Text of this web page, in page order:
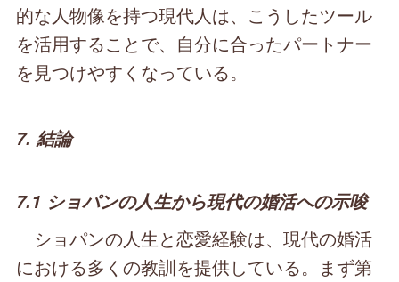
的な人物像を持つ現代人は、こうしたツール
を活用することで、自分に合ったパートナー
を見つけやすくなっている。
7. 結論
7.1 ショパンの人生から現代の婚活への示唆
ショパンの人生と恋愛経験は、現代の婚活
における多くの教訓を提供している。まず第